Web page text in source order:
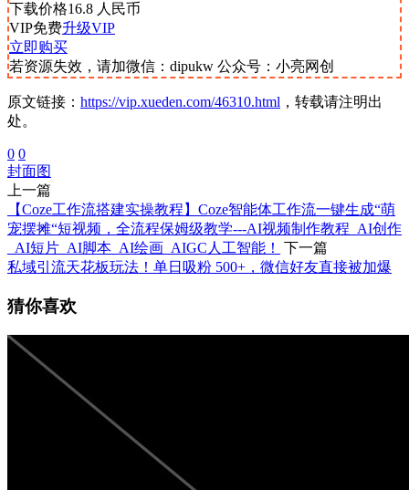
下载价格16.8 人民币
VIP免费升级VIP
立即购买
若资源失效，请加微信：dipukw 公众号：小亮网创
原文链接： https://vip.xueden.com/46310.html ，转载请注明出
处。
0 0
封面图
上一篇
【Coze工作流搭建实操教程】Coze智能体工作流一键生成“萌
宠摆摊“短视频，全流程保姆级教学---AI视频制作教程_AI创作
_AI短片_AI脚本_AI绘画_AIGC人工智能！
下一篇
私域引流天花板玩法！单日吸粉 500+，微信好友直接被加爆
猜你喜欢